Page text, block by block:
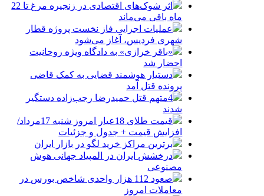
اثر شوک‌های اقتصادی در زنجیره مرغ تا 22
ماه باقی می‌ماند
عملیات اجرایی فاز نخست پروژه قطار
شهری فردیس، آغاز می‌شود
«باقر خرازی» به دادگاه ویژه روحانیت
احضار شد
دستیار هوشمند قضایی به کمک قاضی
پرونده قتل آمد
4متهم قتل حمیدرضا رجب‌زاده دستگیر
شدند
قیمت طلای 18عیار امروز شنبه 17مرداد/
افزایش قیمت + جدول و جزئیات
برترین مراکز خرید لگو در بازار ایران
درخشش ایران در المپیاد جهانی هوش
مصنوعی
صعود 112 هزار واحدی شاخص بورس در
معاملات امروز